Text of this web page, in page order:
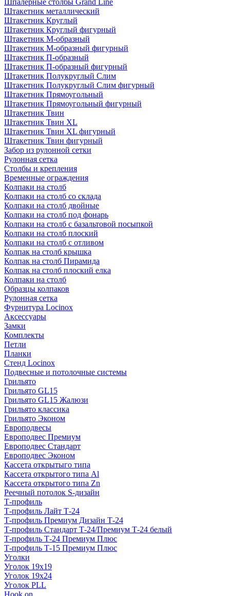
Шпалерные столбы Grand Line
Штакетник металлический
Штакетник Круглый
Штакетник Круглый фигурный
Штакетник М-образный
Штакетник М-образный фигурный
Штакетник П-образный
Штакетник П-образный фигурный
Штакетник Полукруглый Слим
Штакетник Полукруглый Слим фигурный
Штакетник Прямоугольный
Штакетник Прямоугольный фигурный
Штакетник Твин
Штакетник Твин XL
Штакетник Твин XL фигурный
Штакетник Твин фигурный
Забор из рулонной сетки
Рулонная сетка
Столбы и крепления
Временные ограждения
Колпаки на столб
Колпаки на столб со склада
Колпаки на столб двoйные
Колпаки на столб под фонарь
Колпаки на столб с базальтовой посыпкой
Колпаки на столб плоский
Колпаки на столб с отливом
Колпак на столб крышка
Колпак на столб Пирамида
Колпак на столб плоский елка
Колпаки на столб
Образцы колпаков
Рулонная сетка
Фурнитура Locinox
Аксессуары
Замки
Комплекты
Петли
Планки
Стенд Locinox
Подвесные и потолочные системы
Грильято
Грильято GL15
Грильято GL15 Жалюзи
Грильято классика
Грильято Эконом
Европодвесы
Европодвес Премиум
Европодвес Стандарт
Европодвес Эконом
Кассета открытыго типа
Кассета открытого типа Al
Кассета открытого типа Zn
Реечный потолок S-дизайн
Т-профиль
Т-профиль Лайт Т-24
Т-профиль Премиум Дизайн Т-24
Т-профиль Стандарт Т-24/Премиум Т-24 белый
Т-профиль Т-24 Премиум Плюс
Т-профиль Т-15 Премиум Плюс
Уголки
Уголок 19х19
Уголок 19х24
Уголок PLL
Hook on